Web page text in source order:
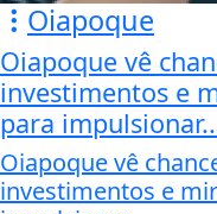
Oiapoque
Oiapoque vê
investimentos e
para
Oiapoque vê
investimentos e